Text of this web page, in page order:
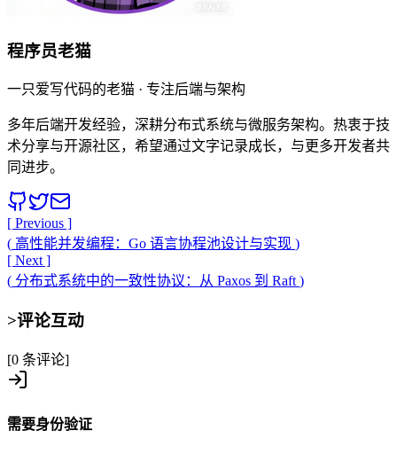
程序员老猫
一只爱写代码的老猫 · 专注后端与架构
多年后端开发经验，深耕分布式系统与微服务架构。热衷于技
术分享与开源社区，希望通过文字记录成长，与更多开发者共
同进步。
[ Previous ]
( 高性能并发编程：Go 语言协程池设计与实现 )
[ Next ]
( 分布式系统中的一致性协议：从 Paxos 到 Raft )
>评论互动
[0 条评论]
需要身份验证